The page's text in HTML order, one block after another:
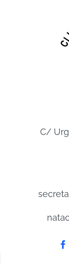
C/